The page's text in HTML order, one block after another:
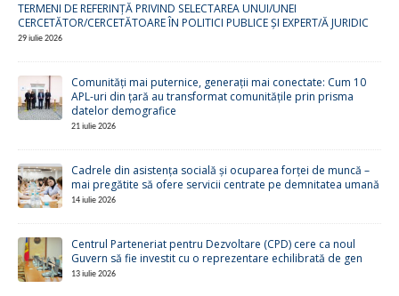
TERMENI DE REFERINȚĂ PRIVIND SELECTAREA UNUI/UNEI
CERCETĂTOR/CERCETĂTOARE ÎN POLITICI PUBLICE ȘI EXPERT/Ă JURIDIC
29 iulie 2026
Comunități mai puternice, generații mai conectate: Cum 10
APL-uri din țară au transformat comunitățile prin prisma
datelor demografice
21 iulie 2026
Cadrele din asistența socială și ocuparea forței de muncă –
mai pregătite să ofere servicii centrate pe demnitatea umană
14 iulie 2026
Centrul Parteneriat pentru Dezvoltare (CPD) cere ca noul
Guvern să fie investit cu o reprezentare echilibrată de gen
13 iulie 2026